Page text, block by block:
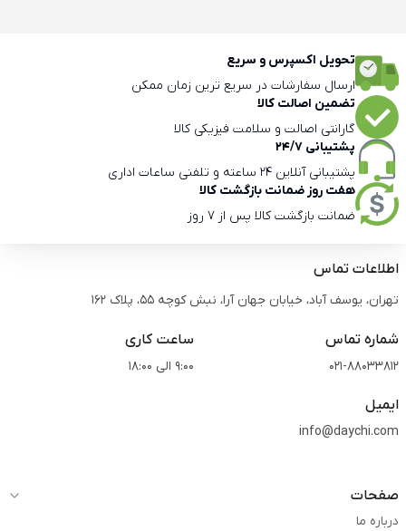
تحویل اکسپرس و سریع
ارسال سفارشات در سریع ترین زمان ممکن
تضمین اصالت کالا
گارانتی اصالت و سلامت فیزیکی کالا
پشتیبانی 24/7
پشتیبانی آنلاین 24 ساعته و تلفنی ساعات اداری
هفت روز ضمانت بازگشت کالا
ضمانت بازگشت کالا پس از 7 روز
اطلاعات تماس
تهران، یوسف آباد، خیابان جهان آرا، نبش کوچه 55، پلاک 162
شماره تماس
021-88033812
ساعت کاری
9:00 الی 18:00
ایمیل
info@daychi.com
صفحات
درباره ما